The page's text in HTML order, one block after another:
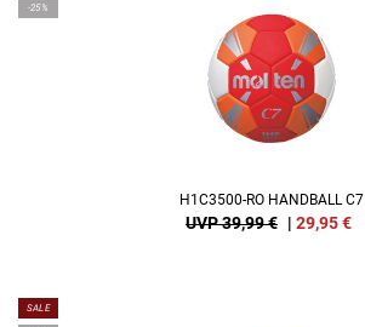
-25%
H1C3500-RO HANDBALL C7
UVP 39,99 € | 29,95€
SALE